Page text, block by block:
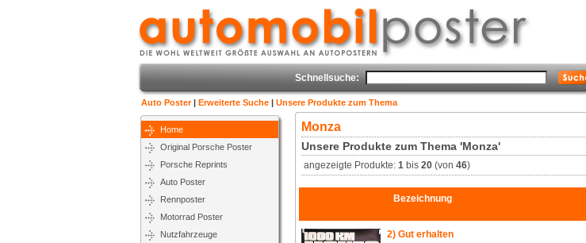
Schnellsuche:
Auto Poster| Erweiterte Suche | Unsere Produkte zum Thema
Home
Original Porsche Poster
Porsche Reprints
Auto Poster
Rennposter
Motorrad Poster
Nutzfahrzeuge
Monza
Unsere Produkte zum Thema 'Monza'
angezeigte Produkte: 1bis 20(von 46)
Bezeichnung
2) Gut erhalten